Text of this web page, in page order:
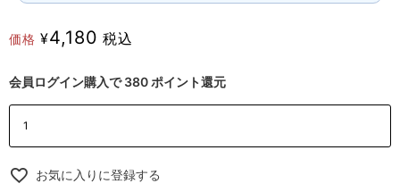
価格 ¥4,180 税込
会員ログイン購入で 380 ポイント還元
お気に入りに登録する